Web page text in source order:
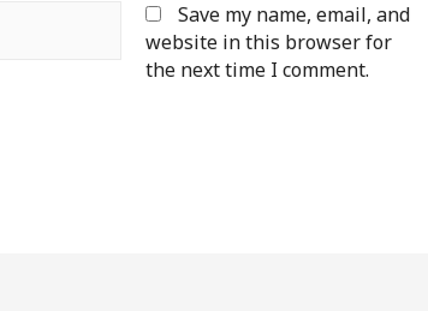
Save my name, email, and
website in this browser for
the next time I comment.